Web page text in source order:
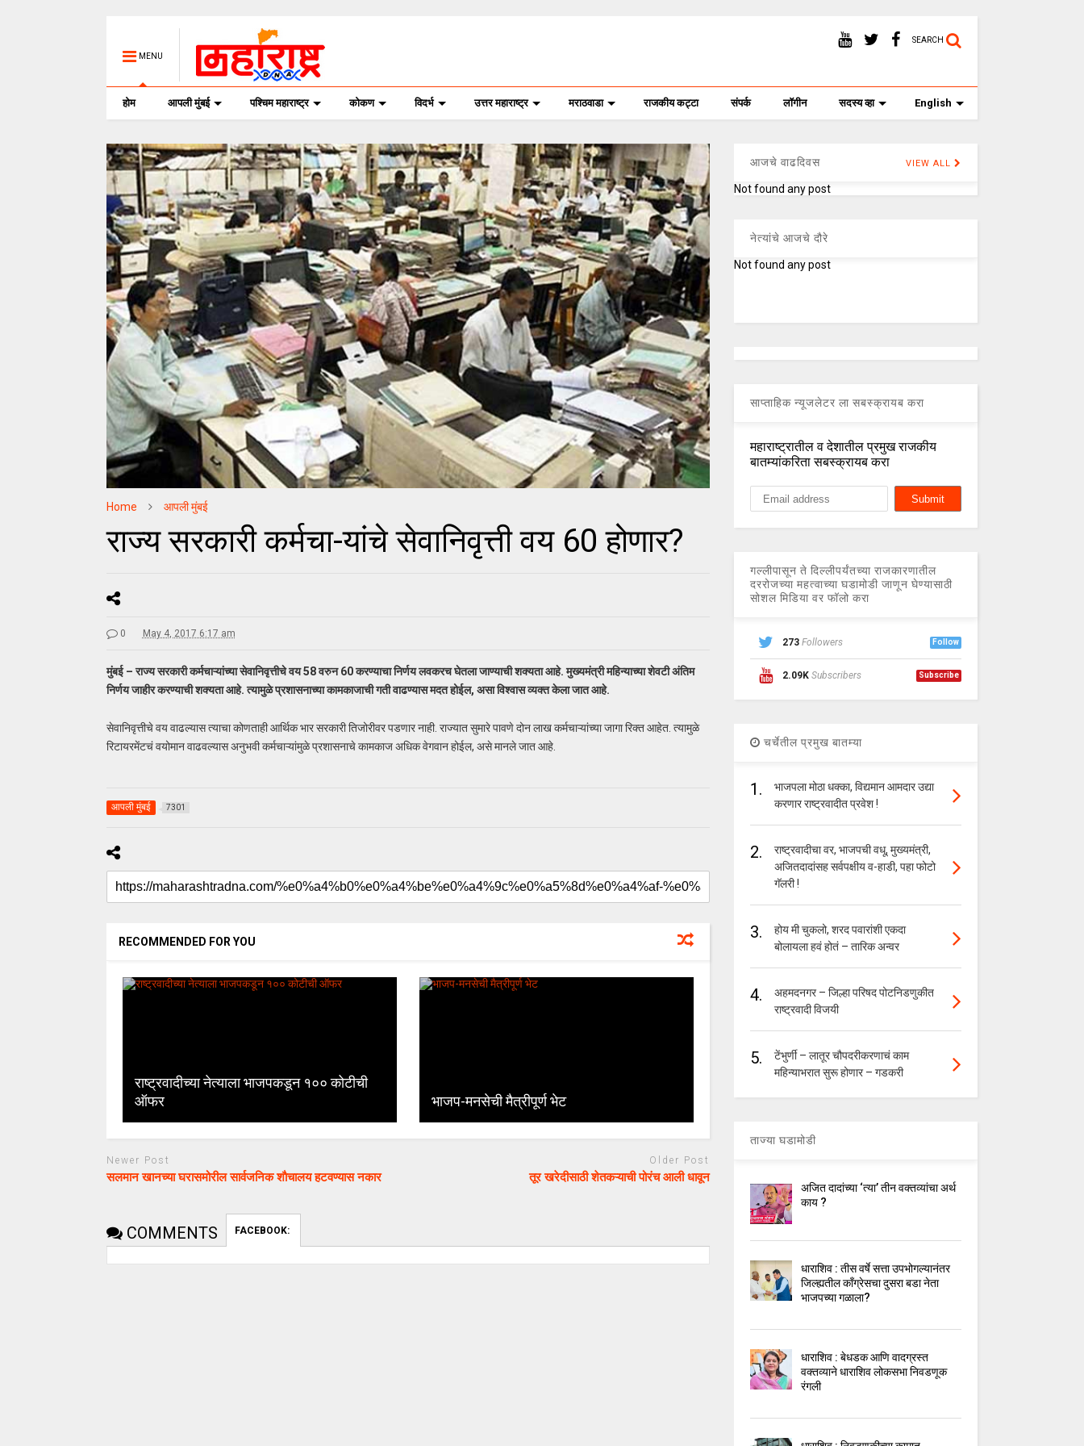
MENU
SEARCH
होम आपली मुंबई पश्चिम महाराष्ट्र कोकण विदर्भ उत्तर महाराष्ट्र मराठवाडा राजकीय कट्टा संपर्क लॉगीन सदस्य व्हा English
Home आपली मुंबई
राज्य सरकारी कर्मचा-यांचे सेवानिवृत्ती वय 60 होणार?
0 May 4, 2017 6:17 am
मुंबई – राज्य सरकारी कर्मचाऱ्यांच्या सेवानिवृत्तीचे वय 58 वरुन 60 करण्याचा निर्णय लवकरच घेतला जाण्याची शक्‍यता आहे. मुख्यमंत्री महिन्याच्या शेवटी अंतिम
निर्णय जाहीर करण्याची शक्‍यता आहे. त्यामुळे प्रशासनाच्या कामकाजाची गती वाढण्यास मदत होईल, असा विश्वास व्यक्त केला जात आहे.
सेवानिवृत्तीचे वय वाढल्यास त्याचा कोणताही आर्थिक भार सरकारी तिजोरीवर पडणार नाही. राज्यात सुमारे पावणे दोन लाख कर्मचाऱ्यांच्या जागा रिक्त आहेत. त्यामुळे
रिटायरमेंटचं वयोमान वाढवल्यास अनुभवी कर्मचाऱ्यांमुळे प्रशासनाचे कामकाज अधिक वेगवान होईल, असे मानले जात आहे.
आपली मुंबई 7301
RECOMMENDED FOR YOU
राष्ट्रवादीच्या नेत्याला भाजपकडून १०० कोटीची
ऑफर
भाजप-मनसेची मैत्रीपूर्ण भेट
Newer Post
सलमान खानच्या घरासमोरील सार्वजनिक शाैचालय हटवण्यास नकार
Older Post
तूर खरेदीसाठी शेतकऱ्याची पोरंच आली धावून
COMMENTS FACEBOOK:
आजचे वाढदिवस VIEW ALL
Not found any post
नेत्यांचे आजचे दौरे
Not found any post
साप्ताहिक न्यूजलेटर ला सबस्क्रायब करा
महाराष्ट्रातील व देशातील प्रमुख राजकीय
बातम्यांकरिता सबस्क्रायब करा
गल्लीपासून ते दिल्लीपर्यंतच्या राजकारणातील
दररोजच्या महत्वाच्या घडामोडी जाणून घेण्यासाठी
सोशल मिडिया वर फॉलो करा
273 Followers Follow
2.09K Subscribers Subscribe
चर्चेतील प्रमुख बातम्या
1.
भाजपला मोठा धक्का, विद्यमान आमदार उद्या
करणार राष्ट्रवादीत प्रवेश !
2.
राष्ट्रवादीचा वर, भाजपची वधू, मुख्यमंत्री,
अजितदादांसह सर्वपक्षीय व-हाडी, पहा फोटो
गॅलरी !
3.
होय मी चुकलो, शरद पवारांशी एकदा
बोलायला हवं होतं – तारिक अन्वर
4.
अहमदनगर – जिल्हा परिषद पोटनिडणुकीत
राष्ट्रवादी विजयी
5.
टेंभुर्णी – लातूर चौपदरीकरणाचं काम
महिन्याभरात सुरू होणार – गडकरी
ताज्या घडामोडी
अजित दादांच्या ‘त्या’ तीन वक्तव्यांचा अर्थ
काय ?
धाराशिव : तीस वर्षे सत्ता उपभोगल्यानंतर
जिल्ह्यतील कॉंग्रेसचा दुसरा बडा नेता
भाजपच्या गळाला?
धाराशिव : बेधडक आणि वादग्रस्त
वक्तव्याने धाराशिव लोकसभा निवडणूक
रंगली